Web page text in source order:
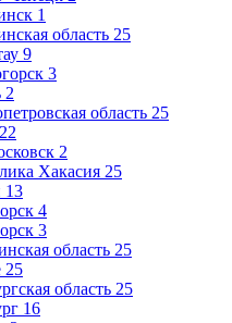
1
область 25
9
3
2
область 25
22
2
Хакасия 25
13
4
3
область 25
25
область 25
16